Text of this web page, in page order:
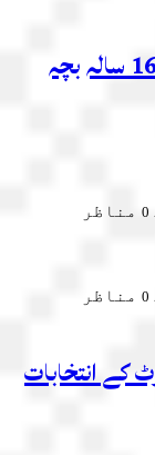
پانیولہ،ڈراہیور کے بغیر گاڑی چلنے سے 16 سالہ بچہ
0 مناظر
0 مناظر
کے انتخابات